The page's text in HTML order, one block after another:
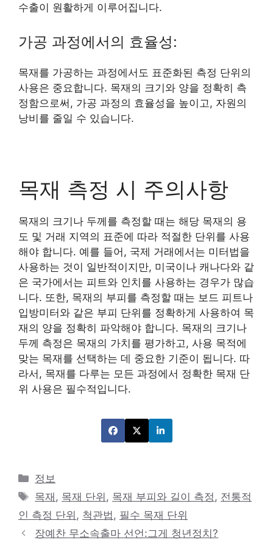
수출이 원활하게 이루어집니다.
가공 과정에서의 효율성:
목재를 가공하는 과정에서도 표준화된 측정 단위의
사용은 중요합니다. 목재의 크기와 양을 정확히 측
정함으로써, 가공 과정의 효율성을 높이고, 자원의
낭비를 줄일 수 있습니다.
목재 측정 시 주의사항
목재의 크기나 두께를 측정할 때는 해당 목재의 용
도 및 거래 지역의 표준에 따라 적절한 단위를 사용
해야 합니다. 예를 들어, 국제 거래에서는 미터법을
사용하는 것이 일반적이지만, 미국이나 캐나다와 같
은 국가에서는 피트와 인치를 사용하는 경우가 많습
니다. 또한, 목재의 부피를 측정할 때는 보드 피트나
입방미터와 같은 부피 단위를 정확하게 사용하여 목
재의 양을 정확히 파악해야 합니다. 목재의 크기나
두께 측정은 목재의 가치를 평가하고, 사용 목적에
맞는 목재를 선택하는 데 중요한 기준이 됩니다. 따
라서, 목재를 다루는 모든 과정에서 정확한 목재 단
위 사용은 필수적입니다.
카
테
고
리
정보
태
그
목재 , 목재 단위 , 목재 부피와 길이 측정 , 전통적
인 측정 단위 , 척관법 , 필수 목재 단위
장예찬 무소속출마 선언:그게 청년정치?